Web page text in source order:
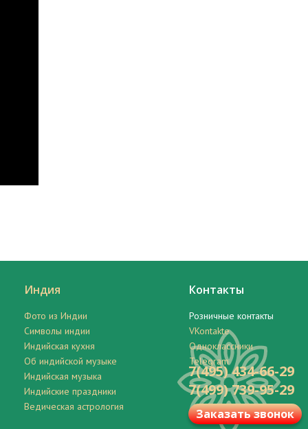
Индия
Фото из Индии
Символы индии
Индийская кухня
Об индийской музыке
Индийская музыка
Индийские праздники
Ведическая астрология
Контакты
Розничные контакты
VKontakte
Одноклассники
Telegram
7(495) 434-66-29
7(499) 739-95-29
Заказать звонок